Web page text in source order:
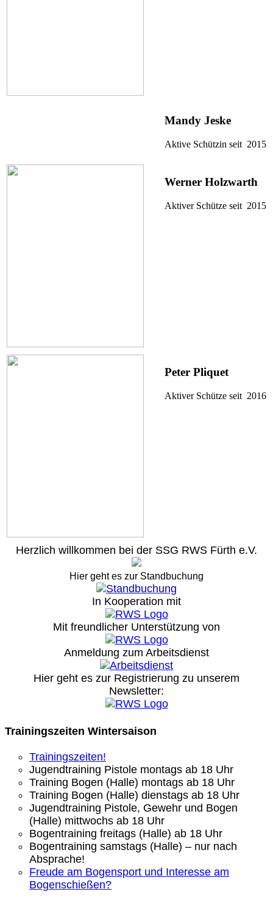
Mandy Jeske
Aktive Schützin seit 2015
Werner Holzwarth
Aktiver Schütze seit 2015
Peter Pliquet
Aktiver Schütze seit 2016
Herzlich willkommen bei der SSG RWS Fürth e.V.
Hier geht es zur Standbuchung
In Kooperation mit
Mit freundlicher Unterstützung von
Anmeldung zum Arbeitsdienst
Hier geht es zur Registrierung zu unserem
Newsletter:
Trainingszeiten Wintersaison
Trainingszeiten!
Jugendtraining Pistole montags ab 18 Uhr
Training Bogen (Halle) montags ab 18 Uhr
Training Bogen (Halle) dienstags ab 18 Uhr
Jugendtraining Pistole, Gewehr und Bogen
(Halle) mittwochs ab 18 Uhr
Bogentraining freitags (Halle) ab 18 Uhr
Bogentraining samstags (Halle) – nur nach
Absprache!
Freude am Bogensport und Interesse am
Bogenschießen?